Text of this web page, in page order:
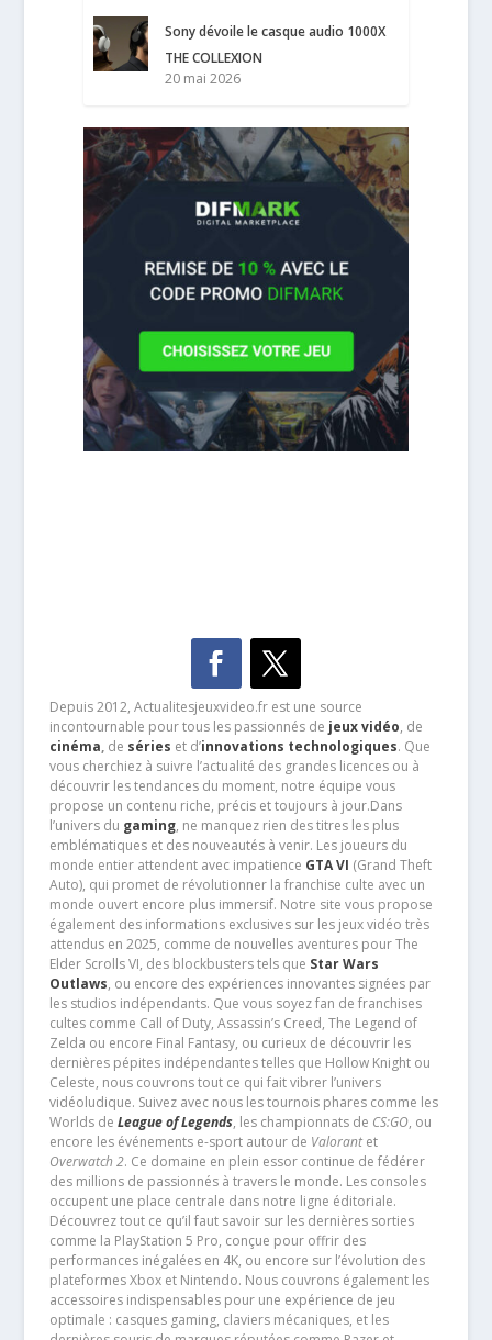
Sony dévoile le casque audio 1000X
THE COLLEXION
20 mai 2026
Depuis 2012, Actualitesjeuxvideo.fr est une source
incontournable pour tous les passionnés de jeux vidéo, de
cinéma,de séries et d’innovations technologiques. Que
vous cherchiez à suivre l’actualité des grandes licences ou à
découvrir les tendances du moment, notre équipe vous
propose un contenu riche, précis et toujours à jour.Dans
l’univers du gaming, ne manquez rien des titres les plus
emblématiques et des nouveautés à venir. Les joueurs du
monde entier attendent avec impatience GTA VI (Grand Theft
Auto), qui promet de révolutionner la franchise culte avec un
monde ouvert encore plus immersif. Notre site vous propose
également des informations exclusives sur les jeux vidéo très
attendus en 2025, comme de nouvelles aventures pour The
Elder Scrolls VI, des blockbusters tels que Star Wars
Outlaws, ou encore des expériences innovantes signées par
les studios indépendants. Que vous soyez fan de franchises
cultes comme Call of Duty, Assassin’s Creed, The Legend of
Zelda ou encore Final Fantasy, ou curieux de découvrir les
dernières pépites indépendantes telles que Hollow Knight ou
Celeste, nous couvrons tout ce qui fait vibrer l’univers
vidéoludique. Suivez avec nous les tournois phares comme les
Worlds de League of Legends, les championnats de CS:GO, ou
encore les événements e-sport autour de Valorantet
Overwatch 2. Ce domaine en plein essor continue de fédérer
des millions de passionnés à travers le monde. Les consoles
occupent une place centrale dans notre ligne éditoriale.
Découvrez tout ce qu’il faut savoir sur les dernières sorties
comme la PlayStation 5 Pro, conçue pour offrir des
performances inégalées en 4K, ou encore sur l’évolution des
plateformes Xbox et Nintendo. Nous couvrons également les
accessoires indispensables pour une expérience de jeu
optimale : casques gaming, claviers mécaniques, et les